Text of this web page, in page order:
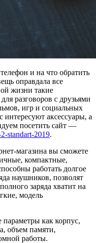
и на что обратить
оправдала все
жизни такие
разговоров с друзьями
игр и социальных
интересуют аксессуары, а
посетить сайт —
standart-2019.
магазина вы сможете
компактные,
работать долгое
наушников, позволят
заряда хватит на
модель
как корпус,
объем памяти,
работы.